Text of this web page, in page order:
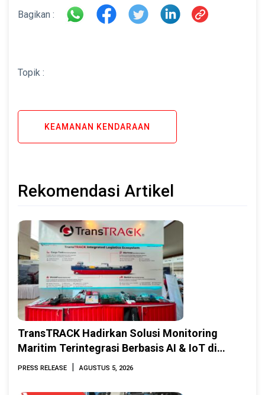
Bagikan :
Topik :
KEAMANAN KENDARAAN
Rekomendasi Artikel
TransTRACK Hadirkan Solusi Monitoring
Maritim Terintegrasi Berbasis AI & IoT di
Indonesia Marine & Offshore Expo (IMOX)
PRESS RELEASE | AGUSTUS 5, 2026